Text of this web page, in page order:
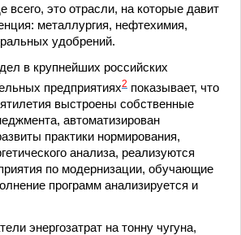
всего, это отрасли, на которые давит
металлургия, нефтехимия,
удобрений.
в крупнейших российских
предприятиях2 показывает, что
выстроены собственные
автоматизирован
практики нормирования,
анализа, реализуются
по модернизации, обучающие
программ анализируется и
энергозатрат на тонну чугуна,